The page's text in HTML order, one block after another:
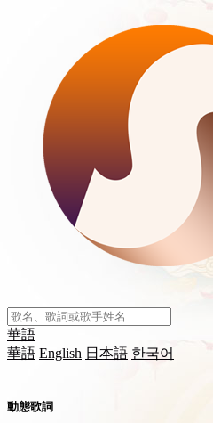
華語
華語 English 日本語 한국어
動態歌詞